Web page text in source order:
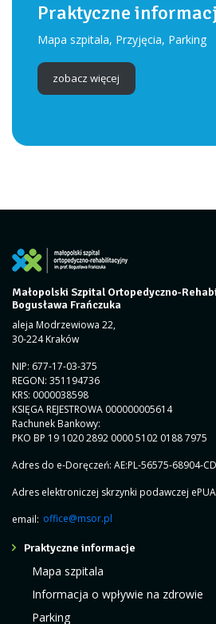
Praktyczne
Mapa szpitala, Przyjęcia, Parking
zobacz więcej
Małopolski Szpital Ortopedyczno-
Bogusława Frańczuka
aleja Modrzewiowa 22,
30-224 Kraków
NIP: 677-17-03-375
REGON: 351194736
KRS: 0000038598
KSIĘGA REJESTROWA 000000005614
Rachunek Bankowy:
PKO BP 19 1020 2892 0000 5102 0188 7975
Adres do e-Doręczeń: AE:PL-56575-68904-
Adres elektroniczej skrzynki podawczej
email: office@msor.pl
Praktyczne informacje
Mapa szpitala
Informacja o wpływie na zdrowie
Parking